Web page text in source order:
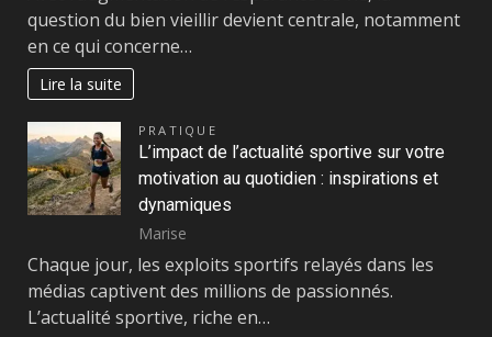
question du bien vieillir devient centrale, notamment
en ce qui concerne…
Lire la suite
PRATIQUE
L’impact de l’actualité sportive sur votre
motivation au quotidien : inspirations et
dynamiques
Marise
Chaque jour, les exploits sportifs relayés dans les
médias captivent des millions de passionnés.
L’actualité sportive, riche en…